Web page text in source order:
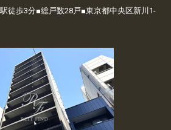
徒歩3分■総戸数28戸■東京都中央区新川1-